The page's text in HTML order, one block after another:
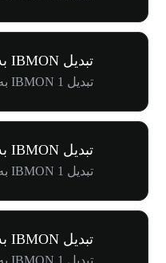
تبدیل IBMON به IQD
تبدیل 1 IBMON به ع.د311.63K
تبدیل IBMON به TWD
تبدیل 1 IBMON به NT$7.65K
تبدیل IBMON به DOP
تبدیل 1 IBMON به RD$13.88K